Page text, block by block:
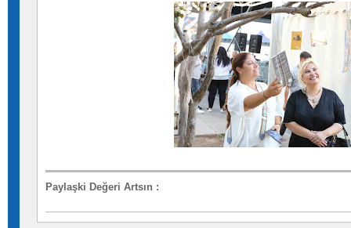
Paylaşki Değeri Artsın :